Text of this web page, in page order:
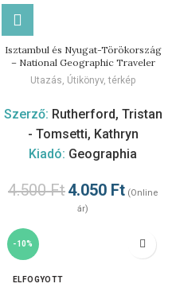
Isztambul és Nyugat-Törökország
– National Geographic Traveler
Utazás Útikönyv, térkép
Szerző: Rutherford, Tristan
- Tomsetti, Kathryn
Kiadó: Geographia
4.500Ft4.050 Ft (Online
ár)
-10%
ELFOGYOTT